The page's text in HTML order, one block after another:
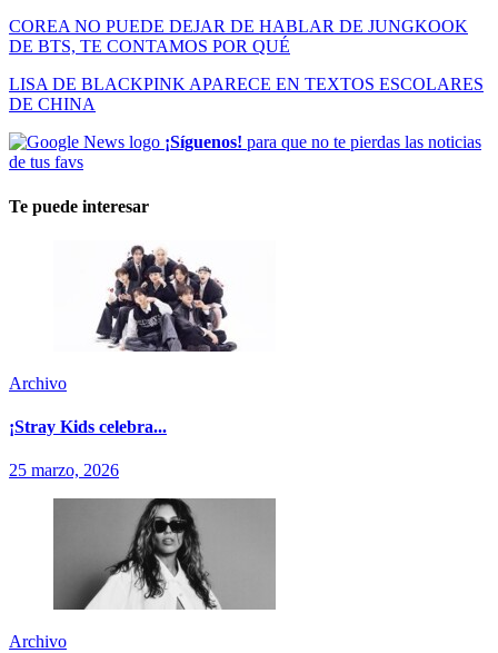
COREA NO PUEDE DEJAR DE HABLAR DE JUNGKOOK
DE BTS, TE CONTAMOS POR QUÉ
LISA DE BLACKPINK APARECE EN TEXTOS ESCOLARES
DE CHINA
¡Síguenos! para que no te pierdas las noticias
de tus favs
Te puede interesar
Archivo
¡Stray Kids celebra...
25 marzo, 2026
Archivo